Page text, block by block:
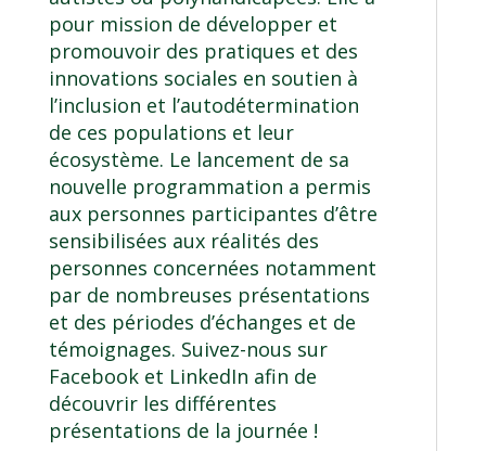
pour mission de développer et
promouvoir des pratiques et des
innovations sociales en soutien à
l’inclusion et l’autodétermination
de ces populations et leur
écosystème. Le lancement de sa
nouvelle programmation a permis
aux personnes participantes d’être
sensibilisées aux réalités des
personnes concernées notamment
par de nombreuses présentations
et des périodes d’échanges et de
témoignages. Suivez-nous sur
Facebooket LinkedIn afin de
découvrir les différentes
présentations de la journée !